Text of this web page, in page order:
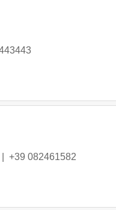
+39 082461582